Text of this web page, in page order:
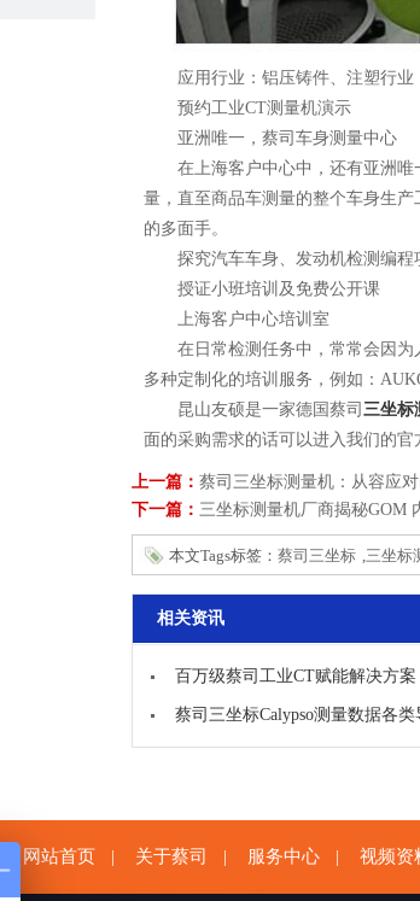
应用行业：铝压铸件、注塑行业
预约工业CT测量机演示
亚洲唯一，蔡司车身测量中心
在上海客户中心中，还有亚洲唯
量，直至商品车测量的整个车身生
的多面手。
探究汽车车身、发动机检测编程
授证小班培训及免费公开课
上海客户中心培训室
在日常检测任务中，常常会因为
多种定制化的培训服务，例如：
昆山友硕是一家德国蔡司 三坐标
面的采购需求的话可以进入我们的官
上一篇： 蔡司三坐标测量机：从容应
下一篇： 三坐标测量机厂商揭秘GOM
本文Tags标签： 蔡司三坐标 ,三坐标
相关资讯
百万级蔡司工业CT赋能解决方
蔡司三坐标Calypso测量数据各
网站首页 关于蔡司 服务中心 视频资